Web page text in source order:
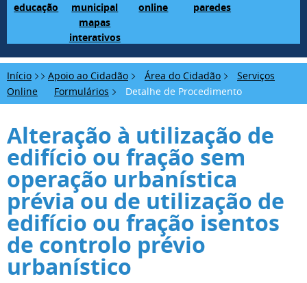
educação
municipal
mapas
interativos
online
paredes
Início Apoio ao Cidadão Área do Cidadão
Serviços
Online
Formulários Detalhe de Procedimento
Alteração à utilização de
edifício ou fração sem
operação urbanística
prévia ou de utilização de
edifício ou fração isentos
de controlo prévio
urbanístico